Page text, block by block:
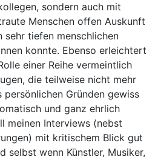
sondern auch mit
Menschen offen Auskunft
sehr tiefen menschlichen
konnte. Ebenso erleichtert
einer Reihe vermeintlich
die teilweise nicht mehr
persönlichen Gründen gewiss
und ganz ehrlich
meinen Interviews (nebst
mit kritischem Blick gut
selbst wenn Künstler, Musiker,